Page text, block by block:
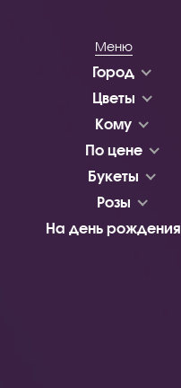
Меню
Город
Цветы
Кому
По цене
Букеты
Розы
На день рождения